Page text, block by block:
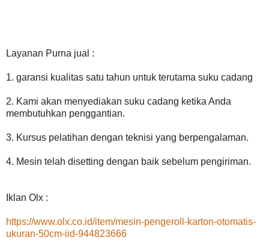
Layanan Purna jual :
1. garansi kualitas satu tahun untuk terutama suku cadang
2. Kami akan menyediakan suku cadang ketika Anda
membutuhkan penggantian.
3. Kursus pelatihan dengan teknisi yang berpengalaman.
4. Mesin telah disetting dengan baik sebelum pengiriman.
Iklan Olx :
https://www.olx.co.id/item/mesin-pengeroll-karton-otomatis-
ukuran-50cm-iid-944823666